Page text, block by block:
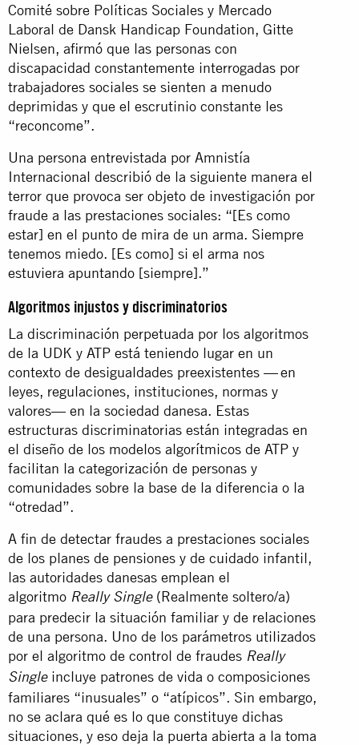
Comité sobre Políticas Sociales y Mercado
Laboral de Dansk Handicap Foundation, Gitte
Nielsen, afirmó que las personas con
discapacidad constantemente interrogadas por
trabajadores sociales se sienten a menudo
deprimidas y que el escrutinio constante les
“reconcome”.
Una persona entrevistada por Amnistía
Internacional describió de la siguiente manera el
terror que provoca ser objeto de investigación por
fraude a las prestaciones sociales: “[Es como
estar] en el punto de mira de un arma. Siempre
tenemos miedo. [Es como] si el arma nos
estuviera apuntando [siempre].”
Algoritmos injustos y discriminatorios
La discriminación perpetuada por los algoritmos
de la UDK y ATP está teniendo lugar en un
contexto de desigualdades preexistentes — en
leyes, regulaciones, instituciones, normas y
valores— en la sociedad danesa. Estas
estructuras discriminatorias están integradas en
el diseño de los modelos algorítmicos de ATP y
facilitan la categorización de personas y
comunidades sobre la base de la diferencia o la
“otredad”.
A fin de detectar fraudes a prestaciones sociales
de los planes de pensiones y de cuidado infantil,
las autoridades danesas emplean el
algoritmo Really Single(Realmente soltero/a)
para predecir la situación familiar y de relaciones
de una persona. Uno de los parámetros utilizados
por el algoritmo de control de fraudes Really
Singleincluye patrones de vida o composiciones
familiares “inusuales” o “atípicos”. Sin embargo,
no se aclara qué es lo que constituye dichas
situaciones, y eso deja la puerta abierta a la toma